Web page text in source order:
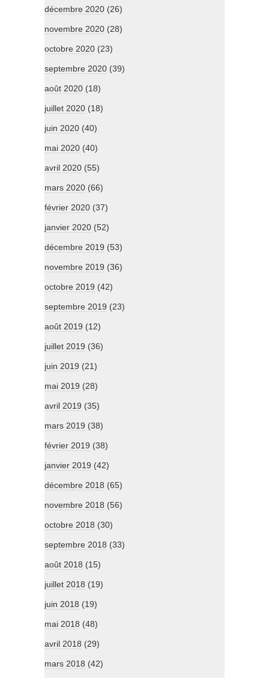
décembre 2020 (26)
novembre 2020 (28)
octobre 2020 (23)
septembre 2020 (39)
août 2020 (18)
juillet 2020 (18)
juin 2020 (40)
mai 2020 (40)
avril 2020 (55)
mars 2020 (66)
février 2020 (37)
janvier 2020 (52)
décembre 2019 (53)
novembre 2019 (36)
octobre 2019 (42)
septembre 2019 (23)
août 2019 (12)
juillet 2019 (36)
juin 2019 (21)
mai 2019 (28)
avril 2019 (35)
mars 2019 (38)
février 2019 (38)
janvier 2019 (42)
décembre 2018 (65)
novembre 2018 (56)
octobre 2018 (30)
septembre 2018 (33)
août 2018 (15)
juillet 2018 (19)
juin 2018 (19)
mai 2018 (48)
avril 2018 (29)
mars 2018 (42)